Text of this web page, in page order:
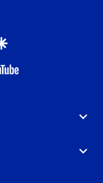
google
youtube-